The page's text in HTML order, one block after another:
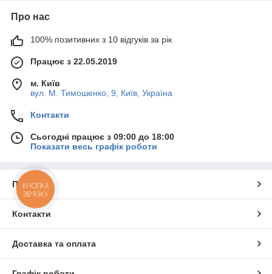
Про нас
100% позитивних з 10 відгуків за рік
Працює з 22.05.2019
м. Київ
вул. М. Тимошенко, 9, Київ, Україна
Контакти
Сьогодні працює з 09:00 до 18:00
Показати весь графік роботи
Про нас
Контакти
Доставка та оплата
КНОПКА
ЗВ'ЯЗКУ